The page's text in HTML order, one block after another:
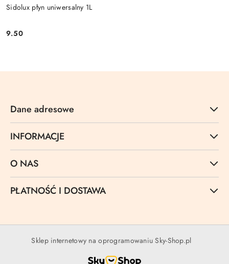
Sidolux płyn uniwersalny 1L
Cena:
9.50
Dane adresowe
INFORMACJE
O NAS
PŁATNOŚĆ I DOSTAWA
Sklep internetowy na oprogramowaniu Sky-Shop.pl